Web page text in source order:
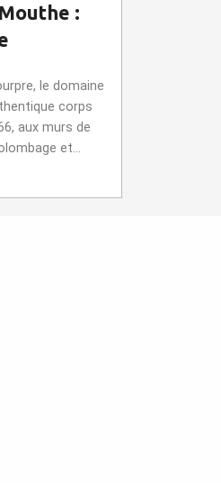
:
le domaine
corps
aux murs de
et...